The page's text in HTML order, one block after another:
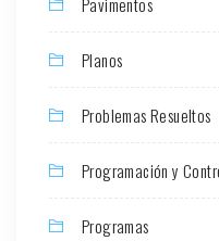
Planos
Problemas Resueltos
Programación y
Programas